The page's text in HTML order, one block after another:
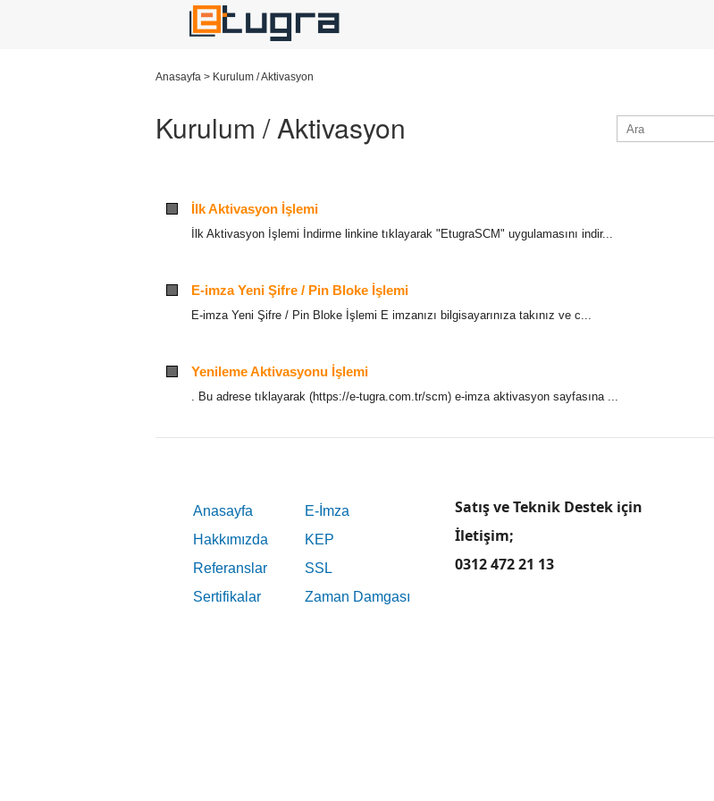
Anasayfa > Kurulum / Aktivasyon
Kurulum / Aktivasyon
İlk Aktivasyon İşlemi
İlk Aktivasyon İşlemi İndirme linkine tıklayarak "EtugraSCM" uygulamasını indir...
E-imza Yeni Şifre / Pin Bloke İşlemi
E-imza Yeni Şifre / Pin Bloke İşlemi E imzanızı bilgisayarınıza takınız ve c...
Yenileme Aktivasyonu İşlemi
. Bu adrese tıklayarak (https://e-tugra.com.tr/scm) e-imza aktivasyon sayfasına ...
Anasayfa
Hakkımızda
Referanslar
Sertifikalar
E-İmza
KEP
SSL
Zaman Damgası
Satış ve Teknik Destek için
İletişim;
0312 472 21 13